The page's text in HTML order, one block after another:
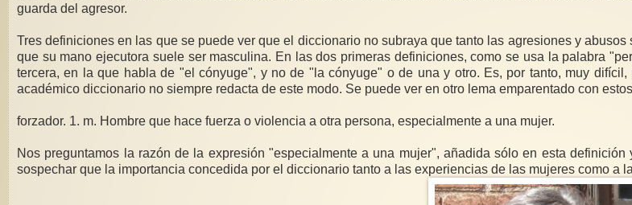
guarda del agresor.
Tres definiciones en las que se puede ver que el diccionario no subraya que tanto las agresiones y
que su mano ejecutora suele ser masculina. En las dos primeras definiciones, como se usa la palabra
tercera, en la que habla de "el cónyuge", y no de "la cónyuge" o de una y otro. Es, por tanto, muy
académico diccionario no siempre redacta de este modo. Se puede ver en otro lema emparentado con
forzador. 1. m. Hombre que hace fuerza o violencia a otra persona, especialmente a una mujer.
Nos preguntamos la razón de la expresión "especialmente a una mujer", añadida sólo en esta
sospechar que la importancia concedida por el diccionario tanto a las experiencias de las mujeres como a